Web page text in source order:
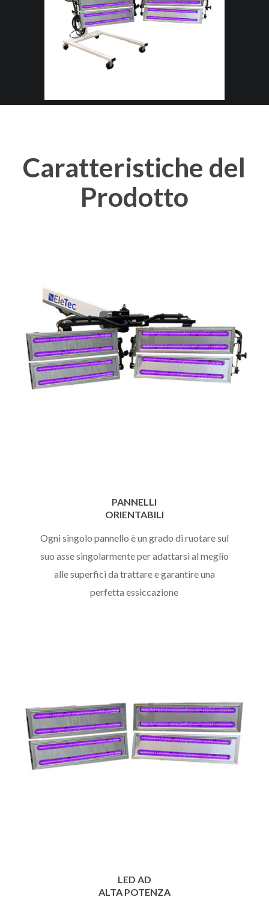
Caratteristiche del
Prodotto
PANNELLI
ORIENTABILI
Ogni singolo pannello è un grado di ruotare sul
suo asse singolarmente per adattarsi al meglio
alle superfici da trattare e garantire una
perfetta essiccazione
LED AD
ALTA POTENZA